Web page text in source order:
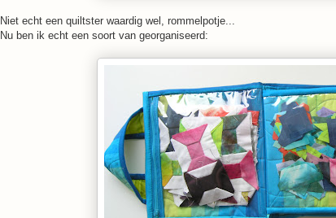
Niet echt een quiltster waardig wel, rommelpotje...
Nu ben ik echt een soort van georganiseerd: